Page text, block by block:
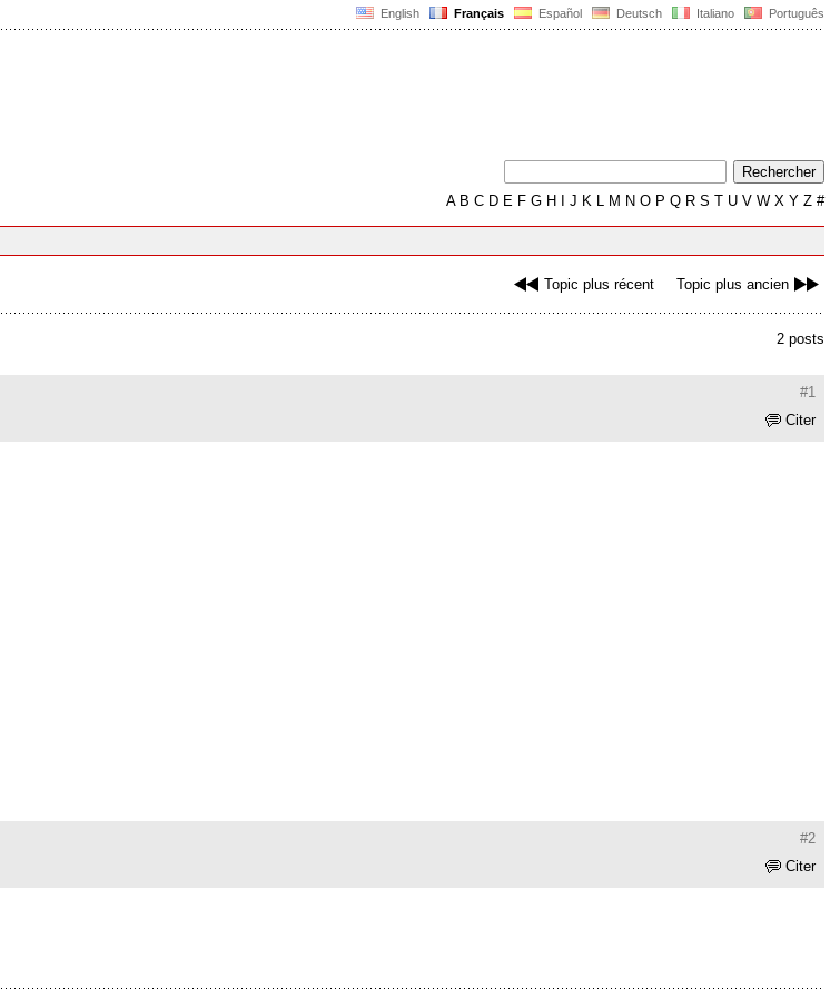
English Français Español Deutsch Italiano Português
AB C D E F G H J K L M N O P Q R S T U V W X Y Z #
Topic plus récent Topic plus ancien
2 posts
#1
Citer
#2
Citer